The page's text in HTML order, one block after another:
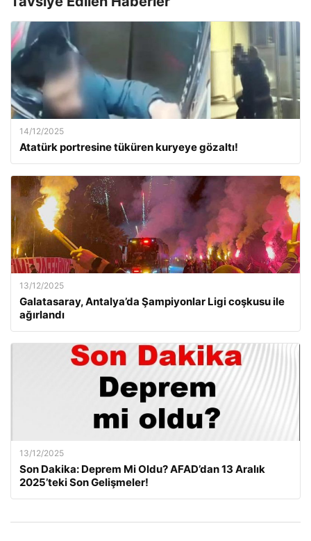
14/12/2025
Atatürk portresine tüküren kuryeye gözaltı!
13/12/2025
Galatasaray, Antalya’da Şampiyonlar Ligi coşkusu ile
ağırlandı
13/12/2025
Son Dakika: Deprem Mi Oldu? AFAD’dan 13 Aralık
2025’teki Son Gelişmeler!